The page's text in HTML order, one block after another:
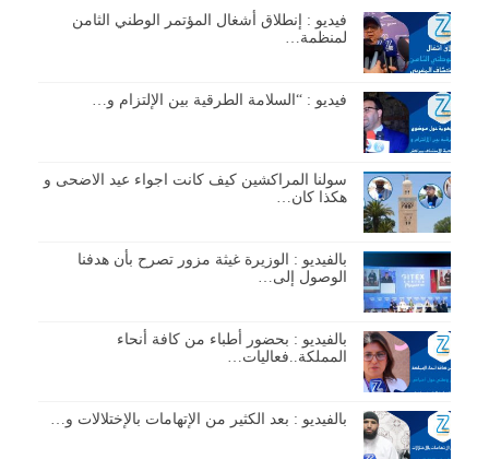
فيديو : إنطلاق أشغال المؤتمر الوطني الثامن
لمنظمة…
فيديو : “السلامة الطرقية بين الإلتزام و…
سولنا المراكشين كيف كانت اجواء عيد الاضحى و
هكذا كان…
بالفيديو : الوزيرة غيثة مزور تصرح بأن هدفنا
الوصول إلى…
بالفيديو : بحضور أطباء من كافة أنحاء
المملكة..فعاليات…
بالفيديو : بعد الكثير من الإتهامات بالإختلالات و…